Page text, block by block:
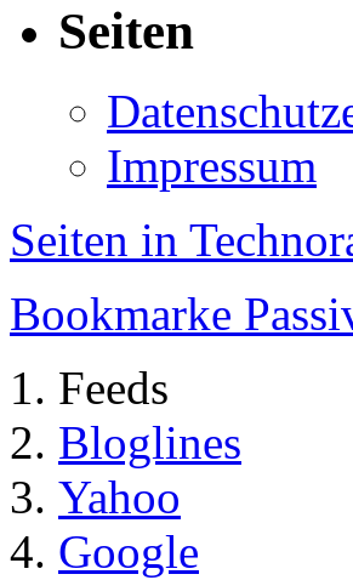
Seiten
Impressum
Seiten in
Bookmarke
Feeds
Bloglines
Yahoo
Google